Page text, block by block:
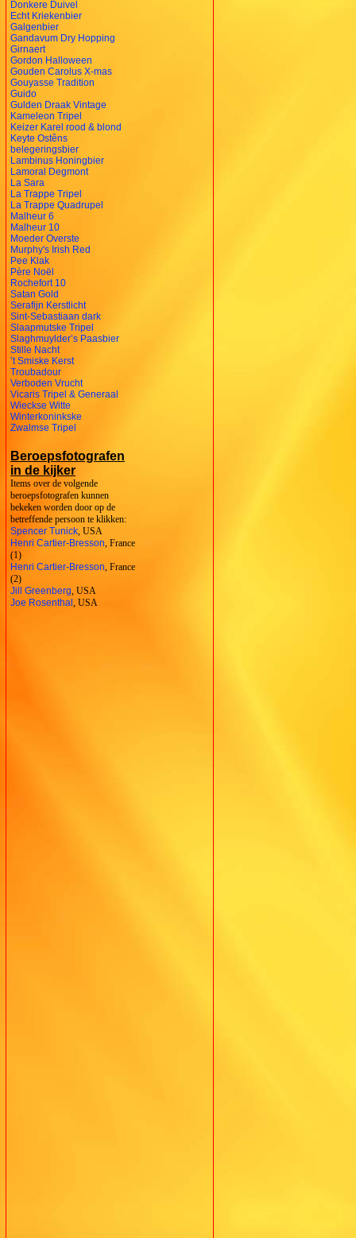
Donkere Duivel
Echt Kriekenbier
Galgenbier
Gandavum Dry Hopping
Girnaert
Gordon Halloween
Gouden Carolus X-mas
Gouyasse Tradition
Guido
Gulden Draak Vintage
Kameleon Tripel
Keizer Karel rood & blond
Keyte Ostêns
belegeringsbier
Lambinus Honingbier
Lamoral Degmont
La Sara
La Trappe Tripel
La Trappe Quadrupel
Malheur 6
Malheur 10
Moeder Overste
Murphy's Irish Red
Pee Klak
Père Noël
Rochefort 10
Satan Gold
Serafijn Kerstlicht
Sint-Sebastiaan dark
Slaapmutske Tripel
Slaghmuylder’s Paasbier
Stille Nacht
’t Smiske Kerst
Troubadour
Verboden Vrucht
Vicaris Tripel & Generaal
Wieckse Witte
Winterkoninkske
Zwalmse Tripel
Beroepsfotografen
in de kijker
Items over de volgende
beroepsfotografen kunnen
bekeken worden door op de
betreffende persoon te klikken:
Spencer Tunick , USA
Henri Cartier-Bresson , France
(1)
Henri Cartier-Bresson , France
(2)
Jill Greenberg , USA
Joe Rosenthal , USA